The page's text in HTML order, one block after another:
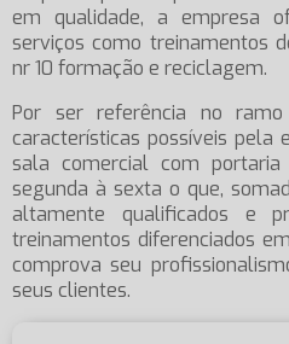
em qualidade, a empresa
serviços como treinamentos
nr 10 formação e reciclagem.
Por ser referência no
características possíveis pela
sala comercial com
segunda à sexta o que,
altamente qualificados e
treinamentos diferenciados
comprova seu
seus clientes.